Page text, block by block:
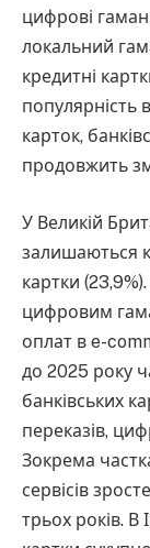
цифрові
локальний
кредитні
популярність
карток,
продовжить
У Великій
залишаються
картки
цифровим
оплат в e-
до 2025 року
банківських
переказів,
Зокрема
сервісів
трьох років. В